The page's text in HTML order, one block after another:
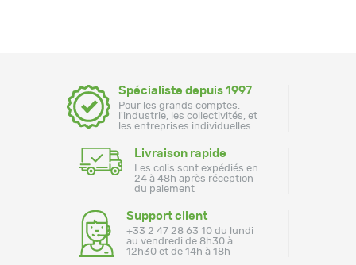
Spécialiste depuis 1997
Pour les grands comptes,
l'industrie, les collectivités, et
les entreprises individuelles
Livraison rapide
Les colis sont expédiés en
24 à 48h après réception
du paiement
Support client
+33 2 47 28 63 10 du lundi
au vendredi de 8h30 à
12h30 et de 14h à 18h